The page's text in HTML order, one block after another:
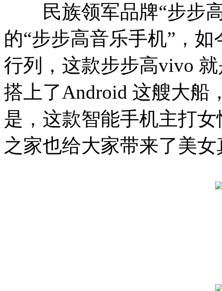
民族领军品牌“步步高
的“步步高音乐手机”，
行列，这款步步高vivo
搭上了Android 这艘大船
是，这款智能手机主打
之家也给大家带来了美